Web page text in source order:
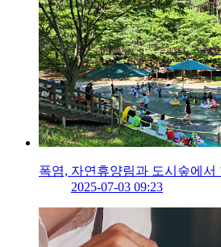
폭염, 자연휴양림과 도시숲에서
2025-07-03 09:23